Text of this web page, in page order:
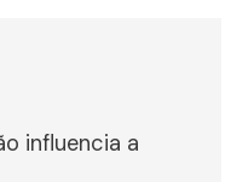
influencia a